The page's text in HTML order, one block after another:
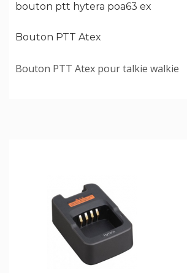
bouton ptt hytera poa63 ex
Bouton PTT Atex
Bouton PTT Atex pour talkie walkie